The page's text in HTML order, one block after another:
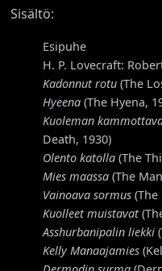
Sisältö:
Esipuhe
H. P. Lovecraft:
Kadonnut rotu (The
Hyeena (The Hyena,
Kuoleman
Death, 1930)
Olento katolla (The
Mies maassa (The
Vainoava sormus
Kuolleet muistavat
Asshurbanipalin liekki
Kelly Manaajamies